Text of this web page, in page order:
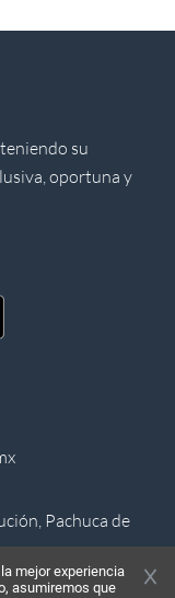
su
oportuna y
Pachuca de
mejor experiencia
asumiremos que